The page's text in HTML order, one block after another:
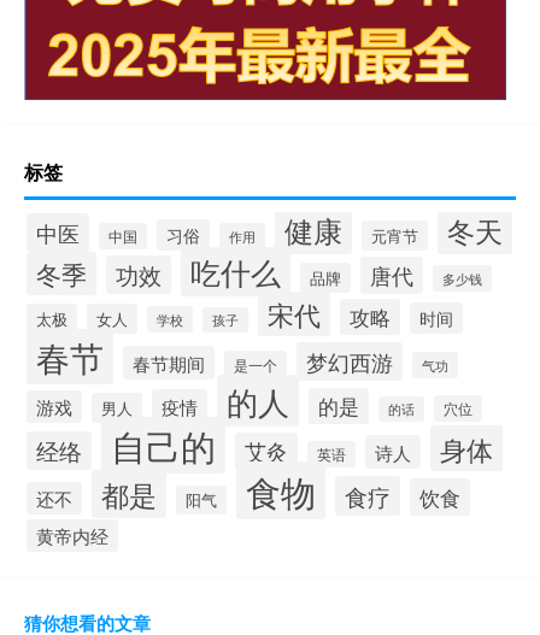
标签
中医 中国 习俗 作用 健康 元宵节 冬天
冬季 功效 吃什么 品牌 唐代 多少钱
太极 女人 学校 孩子 宋代 攻略 时间
春节 春节期间 是一个 梦幻西游 气功
游戏 男人 疫情 的人 的是 的话 穴位
经络 自己的 艾灸 英语 诗人 身体
还不 都是 阳气 食物 食疗 饮食
黄帝内经
猜你想看的文章